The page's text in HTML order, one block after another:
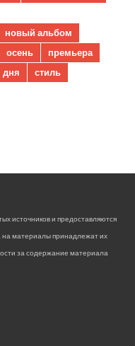
новый альбом
осень
премьера
дня
стиль
источников и предоставляются
на материалы принадлежат их
за содержание материала